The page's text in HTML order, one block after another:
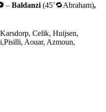
– Baldanzi (45’🔁Abraham),
Celik, Huijsen,
Aouar, Azmoun,